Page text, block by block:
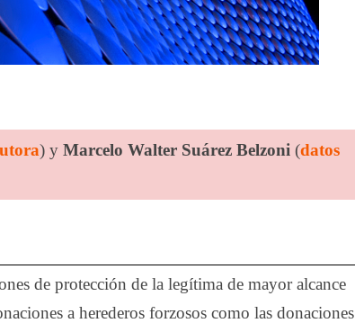
) y Marcelo Walter Suárez Belzoni (datos
de protección de la legítima de mayor alcance
a herederos forzosos como las donaciones